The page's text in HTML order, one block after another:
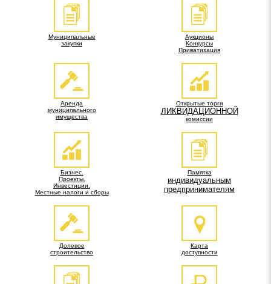
Муниципальные
закупки
Аукционы
Конкурсы
Приватизация
Аренда
муниципального
имущества
Открытые торги
ЛИКВИДАЦИОННОЙ
комиссии
Бизнес.
Проекты.
Инвестиции.
Местные налоги и сборы
Памятка
индивидуальным
предпринимателям
Долевое
строительство
Карта
доступности